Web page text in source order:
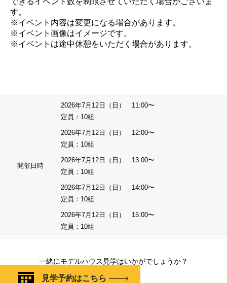
す。
※イベント内容は変更になる場合があります。
※イベント画像はイメージです。
※イベントは途中休憩をいただく場合があります。
開催日時
2026年7月12日（日） 11:00〜
定員：10組
2026年7月12日（日） 12:00〜
定員：10組
2026年7月12日（日） 13:00〜
定員：10組
2026年7月12日（日） 14:00〜
定員：10組
2026年7月12日（日） 15:00〜
定員：10組
一緒にモデルハウス見学はいかがでしょうか？
見学予約はこちら